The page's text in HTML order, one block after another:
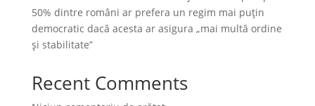
50% dintre români ar prefera un regim mai puțin
democratic dacă acesta ar asigura „mai multă ordine
și stabilitate”
Recent Comments